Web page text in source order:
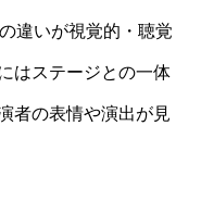
違いが視覚的・聴覚
はステージとの一体
者の表情や演出が見